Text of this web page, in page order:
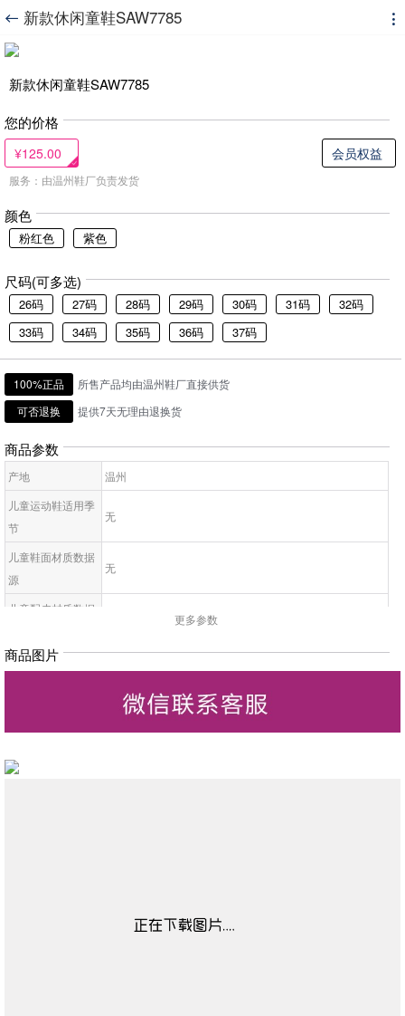
 新款休闲童鞋SAW7785 
新款休闲童鞋SAW7785
您的价格
¥125.00 会员权益
服务：由温州鞋厂负责发货
颜色
粉红色 紫色
尺码(可多选)
26码 27码 28码 29码 30码 31码
32码
33码
34码 35码 36码 37码
100%正品
所售产品均由温州鞋厂直接供货
可否退换
提供7天无理由退换货
商品参数
产地
温州
儿童运动鞋适用季
节
无
儿童鞋面材质数据
源
无
儿童配皮材质数据
童鞋运动鞋分类数
无
据源
儿童适用性别数据
更多参数
商品图片